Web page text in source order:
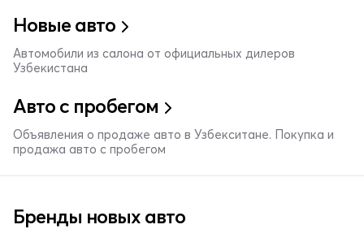
Новые авто
Автомобили из салона от официальных дилеров
Узбекистана
Авто с пробегом
Объявления о продаже авто в Узбекситане. Покупка и
продажа авто с пробегом
Бренды новых авто